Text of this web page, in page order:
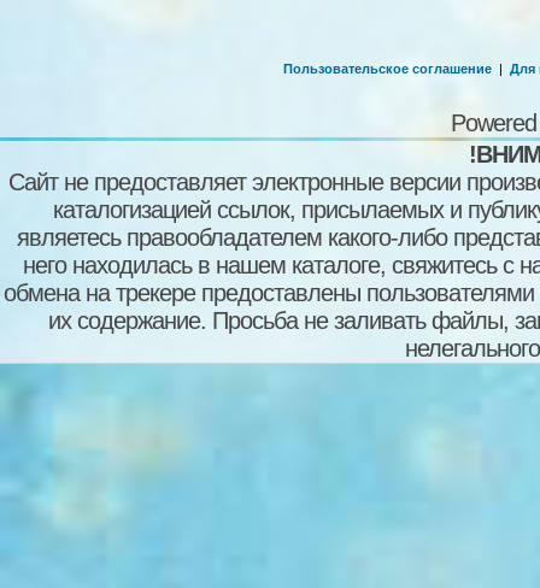
Пользовательское соглашение | Для
Сайт не предоставляет электронные версии
каталогизацией ссылок, присылаемых и
являетесь правообладателем какого-либо
него находилась в нашем каталоге, свяжитесь
обмена на трекере предоставлены пользователями
их содержание. Просьба не заливать файлы,